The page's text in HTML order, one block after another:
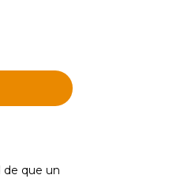
de que un